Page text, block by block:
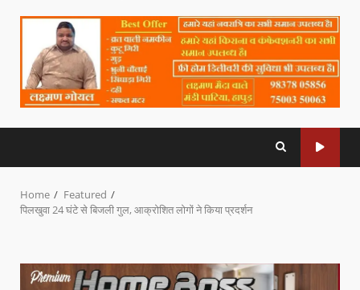
Home
Featured
पिलखुवा 24 घंटे से बिजली गुल, आक्रोशित लोगों ने किया प्रदर्शन